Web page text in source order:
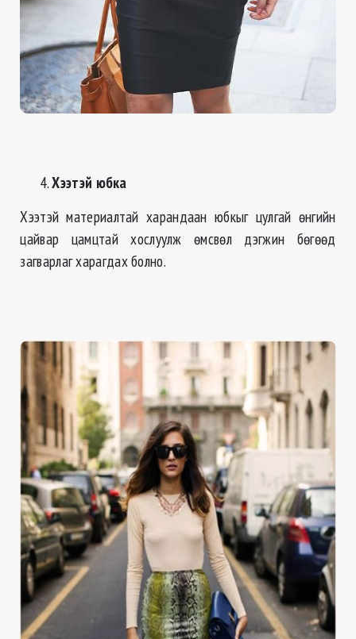
Хээтэй юбка
Хээтэй материалтай харандаан юбкыг цулгай өнгийн
цайвар цамцтай хослуулж өмсвөл дэгжин бөгөөд
загварлаг харагдах болно.